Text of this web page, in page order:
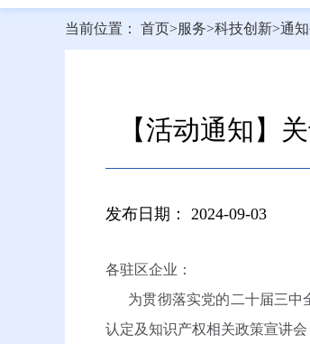
当前位置： 首页>服务>科技创新>通
【活动通知】
发布日期： 2024-09-03
各驻区企业：
为贯彻落实党的二十届三中
认定及知识产权相关政策宣讲